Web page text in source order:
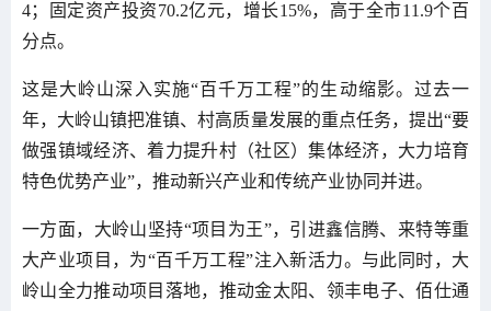
4；固定资产投资70.2亿元，增长15%，高于全市11.9个百
分点。
这是大岭山深入实施“百千万工程”的生动缩影。过去一
年，大岭山镇把准镇、村高质量发展的重点任务，提出“要
做强镇域经济、着力提升村（社区）集体经济，大力培育
特色优势产业”，推动新兴产业和传统产业协同并进。
一方面，大岭山坚持“项目为王”，引进鑫信腾、来特等重
大产业项目，为“百千万工程”注入新活力。与此同时，大
岭山全力推动项目落地，推动金太阳、领丰电子、佰仕通